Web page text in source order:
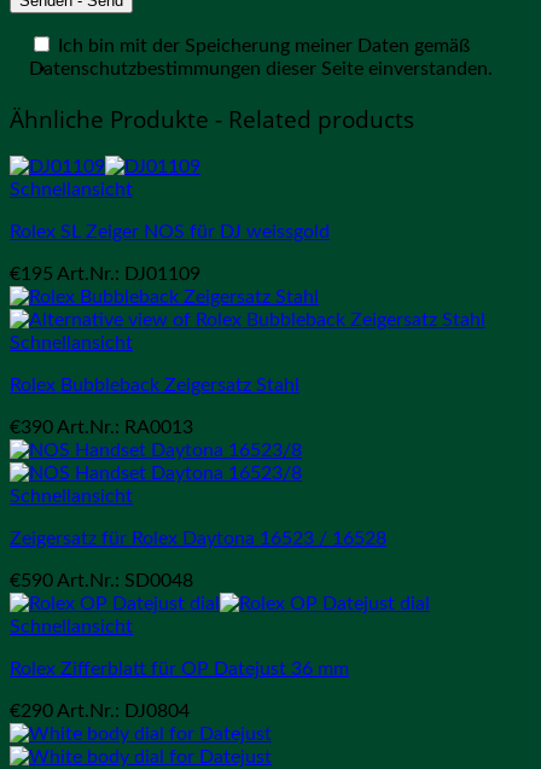
Ankauf
Ich bin mit der Speicherung meiner Daten gemäß
Datenschutzbestimmungen dieser Seite einverstanden.
Ähnliche Produkte - Related products
Schnellansicht
Rolex SL Zeiger NOS für DJ weissgold
€195 Art.Nr.: DJ01109
Schnellansicht
Rolex Bubbleback Zeigersatz Stahl
€390Art.Nr.: RA0013
Schnellansicht
Zeigersatz für Rolex Daytona 16523 / 16528
€590Art.Nr.: SD0048
Schnellansicht
Rolex Zifferblatt für OP Datejust 36 mm
€290Art.Nr.: DJ0804